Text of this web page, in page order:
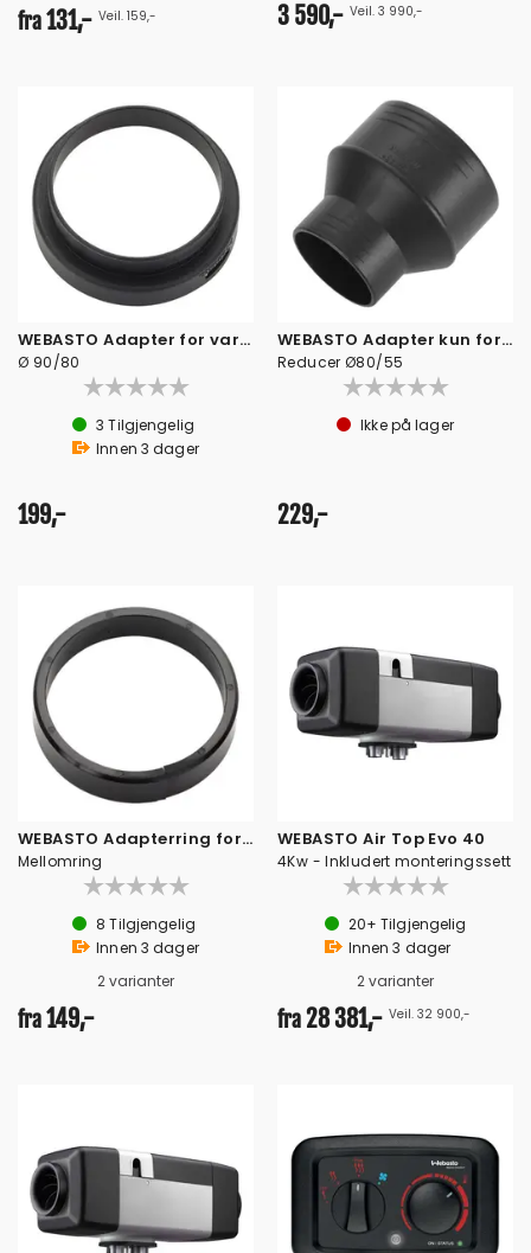
fra131,- Veil. 159,- 3 590,- Veil. 3 990,-
WEBASTO Adapter for varmer, tilkopling
Ø 90/80
3 Tilgjengelig
Innen 3 dager
199,-
WEBASTO Adapter kun for avgreningsrør
Reducer Ø80/55
Ikke på lager
229,-
WEBASTO Adapterring for varmeslange
Mellomring
8 Tilgjengelig
Innen 3 dager
2 varianter
fra149,-
WEBASTO Air Top Evo 40
4Kw - Inkludert monteringssett
20+ Tilgjengelig
Innen3 dager
2 varianter
fra28 381,- Veil. 32 900,-